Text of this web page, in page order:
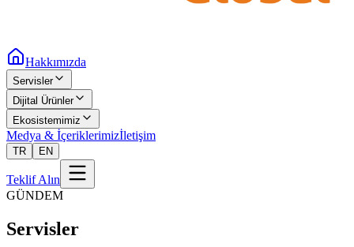
Hakkımızda
Servisler
Dijital Ürünler
Ekosistemimiz
Medya & İçeriklerimizİletişim
TR EN
Teklif Alın
GÜNDEM
Servisler